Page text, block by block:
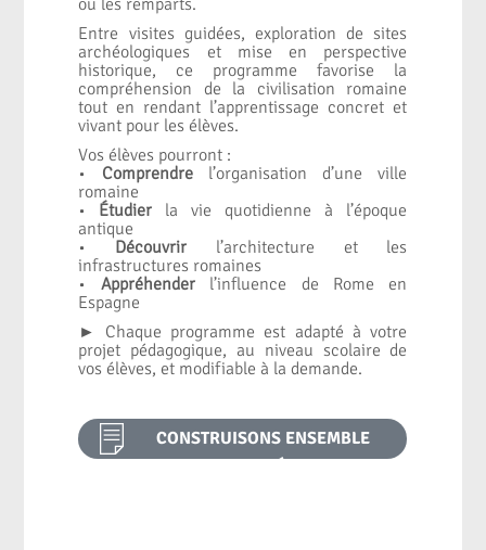
Entre visites guidées, exploration de sites
archéologiques et mise en perspective
historique, ce programme favorise la
compréhension de la civilisation romaine
tout en rendant l’apprentissage concret et
vivant pour les élèves.
Vos élèves pourront :
• Comprendre l’organisation d’une ville
romaine
• Étudier la vie quotidienne à l’époque
antique
• Découvrir l’architecture et les
infrastructures romaines
• Appréhender l’influence de Rome en
Espagne
► Chaque programme est adapté à votre
projet pédagogique, au niveau scolaire de
vos élèves, et modifiable à la demande.
CONSTRUISONS ENSEMBLE